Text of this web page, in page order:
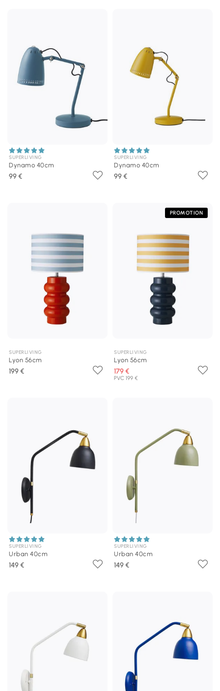
SUPERLIVING
Dynamo 40cm
99 €
SUPERLIVING
Dynamo 40cm
99 €
SUPERLIVING
Lyon 56cm
199 €
PROMOTION
SUPERLIVING
Lyon 56cm
179 €
PVC 199 €
SUPERLIVING
Urban 40cm
149 €
SUPERLIVING
Urban 40cm
149 €